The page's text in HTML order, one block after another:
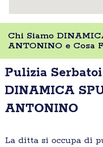
Chi Siamo
ANTONINO e Cosa
Pulizia
DINAMICA
ANTONINO
La ditta si occupa di